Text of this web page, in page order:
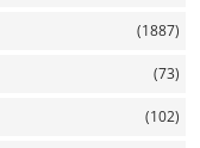
(1887)
(73)
(102)